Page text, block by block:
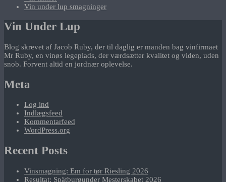
Vin under lup smagninger
Vin Under Lup
Blog skrevet af Jacob Ruby, der til daglig er manden bag vinfirmaet
Mr Ruby, en vinøs legeplads, der værdsætter kvalitet og viden, uden
snob. Forvent altid en jordnær oplevelse.
Meta
Log ind
Indlægsfeed
Kommentarfeed
WordPress.org
Recent Posts
Vinsmagning: Em for tør Riesling 2026
Resultat: Spätburgunder Mesterskabet 2026